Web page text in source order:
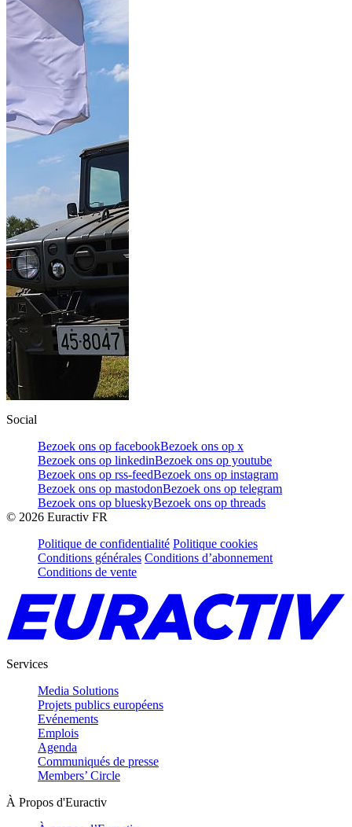
Social
Bezoek ons op facebookBezoek ons op x
Bezoek ons op linkedinBezoek ons op youtube
Bezoek ons op rss-feedBezoek ons op instagram
Bezoek ons op mastodonBezoek ons op telegram
Bezoek ons op blueskyBezoek ons op threads
© 2026 Euractiv FR
Politique de confidentialité Politique cookies
Conditions générales Conditions d’abonnement
Conditions de vente
Services
Media Solutions
Projets publics européens
Evénements
Emplois
Agenda
Communiqués de presse
Members’ Circle
À Propos d'Euractiv